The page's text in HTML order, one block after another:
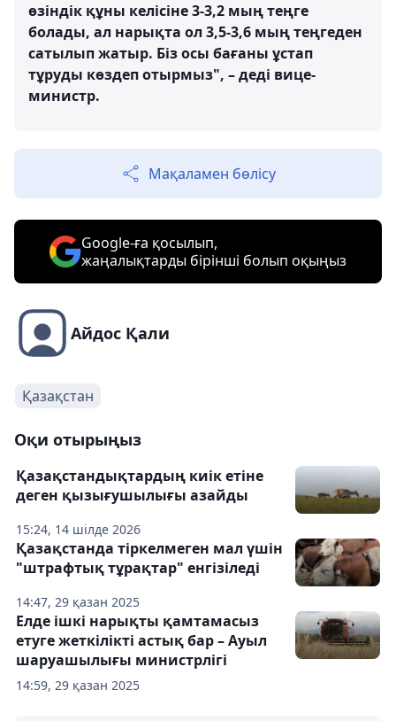
өзіндік құны келісіне 3-3,2 мың теңге
болады, ал нарықта ол 3,5-3,6 мың теңгеден
сатылып жатыр. Біз осы бағаны ұстап
тұруды көздеп отырмыз", – деді вице-
министр.
Мақаламен бөлісу
Google-ға қосылып,
жаңалықтарды бірінші болып оқыңыз
Айдос Қали
Қазақстан
Оқи отырыңыз
15:24, 14 шілде 2026
Қазақстандықтардың киік етіне
деген қызығушылығы азайды
14:47, 29 қазан 2025
Қазақстанда тіркелмеген мал үшін
"штрафтық тұрақтар" енгізіледі
14:59, 29 қазан 2025
Елде ішкі нарықты қамтамасыз
етуге жеткілікті астық бар – Ауыл
шаруашылығы министрлігі